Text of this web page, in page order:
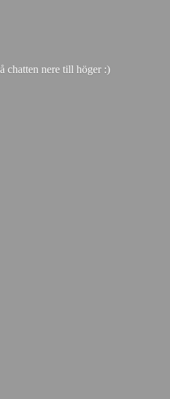
chatten nere till höger :)